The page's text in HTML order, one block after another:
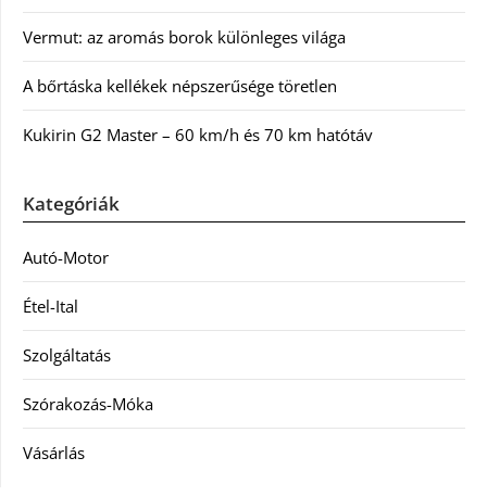
Vermut: az aromás borok különleges világa
A bőrtáska kellékek népszerűsége töretlen
Kukirin G2 Master – 60 km/h és 70 km hatótáv
Kategóriák
Autó-Motor
Étel-Ital
Szolgáltatás
Szórakozás-Móka
Vásárlás